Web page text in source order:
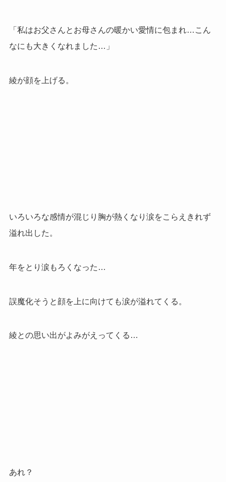
「私はお父さんとお母さんの暖かい愛情に包まれ…こん
なにも大きくなれました…」
綾が顔を上げる。
いろいろな感情が混じり胸が熱くなり涙をこらえきれず
溢れ出した。
年をとり涙もろくなった…
誤魔化そうと顔を上に向けても涙が溢れてくる。
綾との思い出がよみがえってくる…
あれ？